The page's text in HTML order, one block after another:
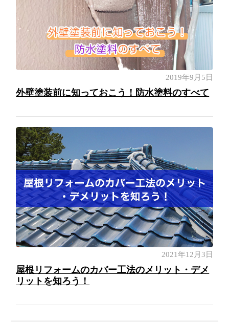
2019年9月5日
外壁塗装前に知っておこう！防水塗料のすべて
2021年12月3日
屋根リフォームのカバー工法のメリット・デメ
リットを知ろう！